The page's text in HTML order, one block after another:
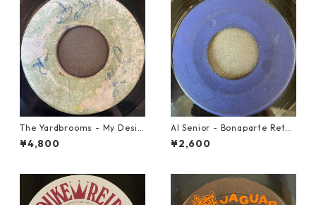
The Yardbrooms - My Desir
e【7-21922】
¥4,800
Al Senior - Bonaparte Retre
at【7-21861】
¥2,600